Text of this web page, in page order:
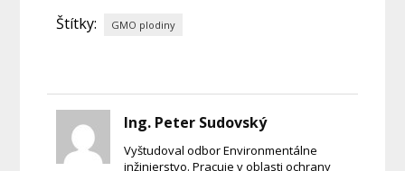
Štítky: GMO plodiny
Ing. Peter Sudovský
Vyštudoval odbor Environmentálne
inžinierstvo. Pracuje v oblasti ochrany